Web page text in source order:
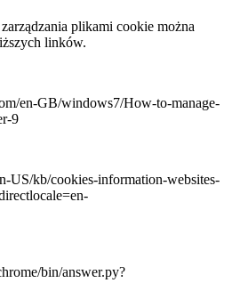
plikami cookie można
linków.
en-GB/windows7/How-to-manage-
9
US/kb/cookies-information-websites-
bin/answer.py?